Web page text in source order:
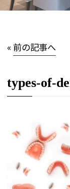
«前の記事へ
types-of-